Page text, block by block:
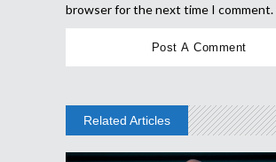
browser for the next time I comment.
Related Articles